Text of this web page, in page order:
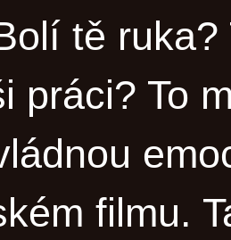
tě
práci? To
filmu.